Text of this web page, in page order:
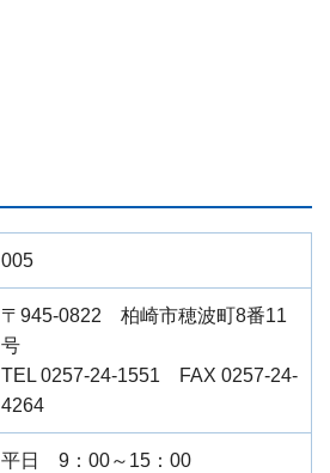
005
〒945-0822 柏崎市穂波町8番11
号
TEL 0257-24-1551 FAX 0257-24-
4264
平日 9：00～15：00